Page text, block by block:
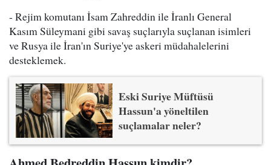
- Rejim komutanı İsam Zahreddin ile İranlı General
Kasım Süleymani gibi savaş suçlarıyla suçlanan isimleri
ve Rusya ile İran'ın Suriye'ye askeri müdahalelerini
desteklemek.
Eski Suriye Müftüsü
Hassun'a yöneltilen
suçlamalar neler?